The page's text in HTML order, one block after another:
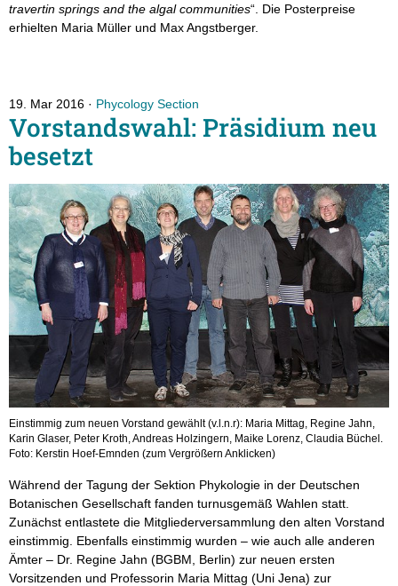
travertin springs and the algal communities“. Die Posterpreise
erhielten Maria Müller und Max Angstberger.
19. Mar 2016 Phycology Section
Vorstandswahl: Präsidium neu
besetzt
Einstimmig zum neuen Vorstand gewählt (v.l.n.r): Maria Mittag, Regine Jahn,
Karin Glaser, Peter Kroth, Andreas Holzingern, Maike Lorenz, Claudia Büchel.
Foto: Kerstin Hoef-Emnden (zum Vergrößern Anklicken)
Während der Tagung der Sektion Phykologie in der Deutschen
Botanischen Gesellschaft fanden turnusgemäß Wahlen statt.
Zunächst entlastete die Mitgliederversammlung den alten Vorstand
einstimmig. Ebenfalls einstimmig wurden – wie auch alle anderen
Ämter – Dr. Regine Jahn (BGBM, Berlin) zur neuen ersten
Vorsitzenden und Professorin Maria Mittag (Uni Jena) zur